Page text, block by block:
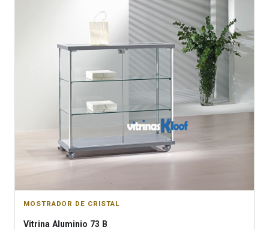
MOSTRADOR DE CRISTAL
Vitrina Aluminio 73 B